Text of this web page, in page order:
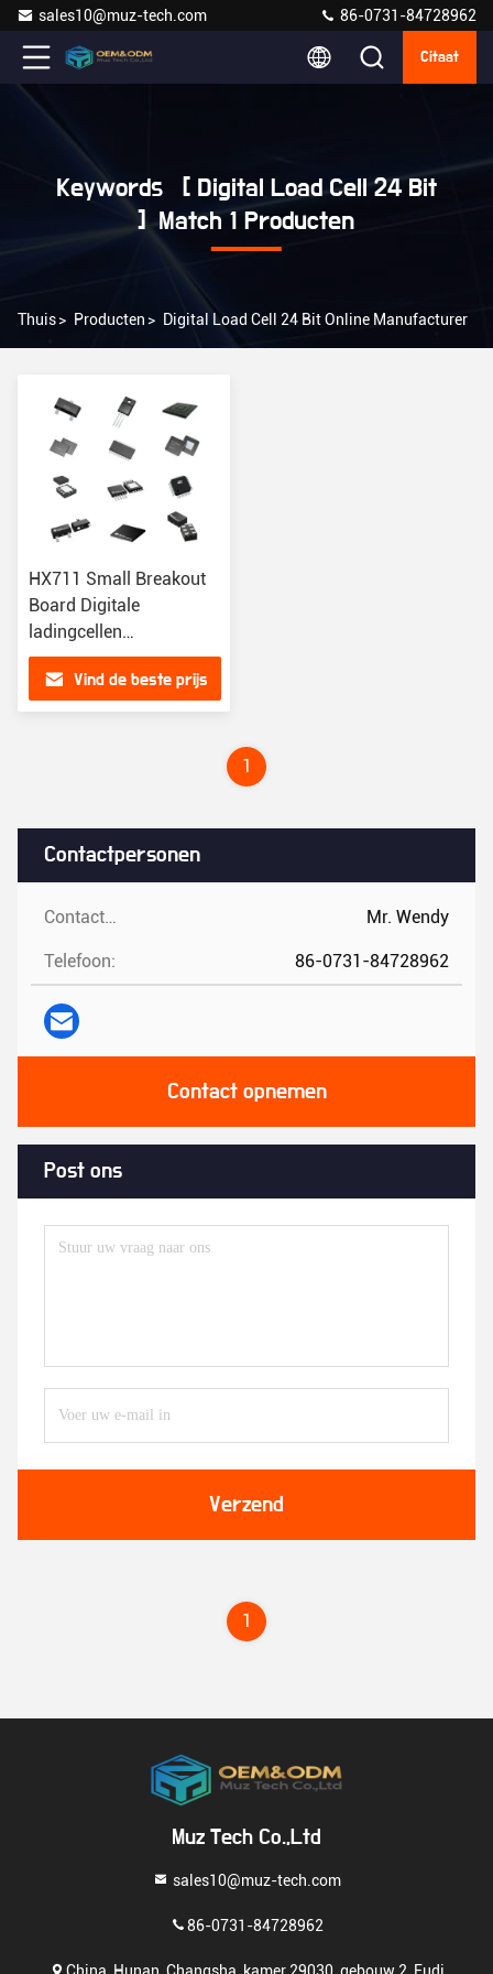
sales10@muz-tech.com 86-0731-84728962
Citaat
Keywords [ Digital Load Cell 24 Bit
] Match 1 Producten
Thuis> Producten > Digital Load Cell 24 Bit Online Manufacturer
Contactpersonen
Contactpersonen: Mr. Wendy
Telefoon: 86-0731-84728962
Contact opnemen
Post ons
Verzend
HX711 Small Breakout
Board Digitale
ladingcellen
weegdruksensor Dual
Channel 24 Bit Precision
A/D module
Vind de beste prijs
1
1
Muz Tech Co.,Ltd
sales10@muz-tech.com
86-0731-84728962